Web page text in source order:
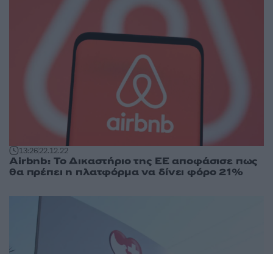
13:2622.12.22
Airbnb: Το Δικαστήριο της ΕΕ αποφάσισε πως
θα πρέπει η πλατφόρμα να δίνει φόρο 21%